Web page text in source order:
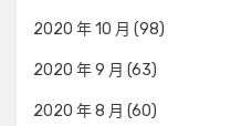
2020 年 10 月 (98)
2020 年 9 月 (63)
2020 年 8 月 (60)